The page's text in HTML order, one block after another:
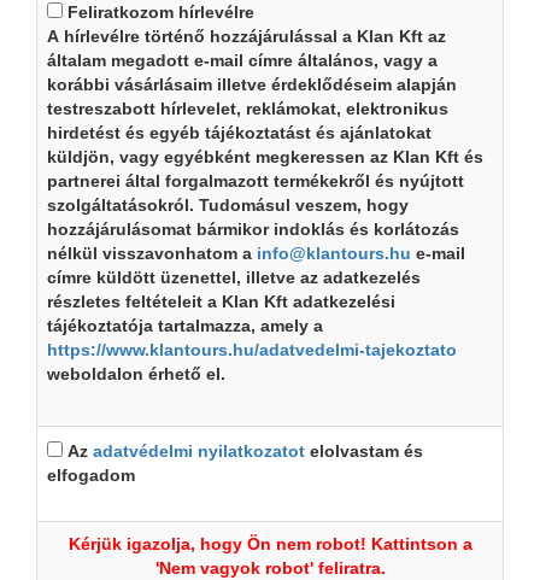
Feliratkozom hírlevélre
A hírlevélre történő hozzájárulással a Klan Kft az
általam megadott e-mail címre általános, vagy a
korábbi vásárlásaim illetve érdeklődéseim alapján
testreszabott hírlevelet, reklámokat, elektronikus
hirdetést és egyéb tájékoztatást és ajánlatokat
küldjön, vagy egyébként megkeressen az Klan Kft és
partnerei által forgalmazott termékekről és nyújtott
szolgáltatásokról. Tudomásul veszem, hogy
hozzájárulásomat bármikor indoklás és korlátozás
nélkül visszavonhatom a info@klantours.hu e-mail
címre küldött üzenettel, illetve az adatkezelés
részletes feltételeit a Klan Kft adatkezelési
tájékoztatója tartalmazza, amely a
https://www.klantours.hu/adatvedelmi-tajekoztato
weboldalon érhető el.
Az adatvédelmi nyilatkozatot elolvastam és
elfogadom
Kérjük igazolja, hogy Ön nem robot! Kattintson a
'Nem vagyok robot' feliratra.